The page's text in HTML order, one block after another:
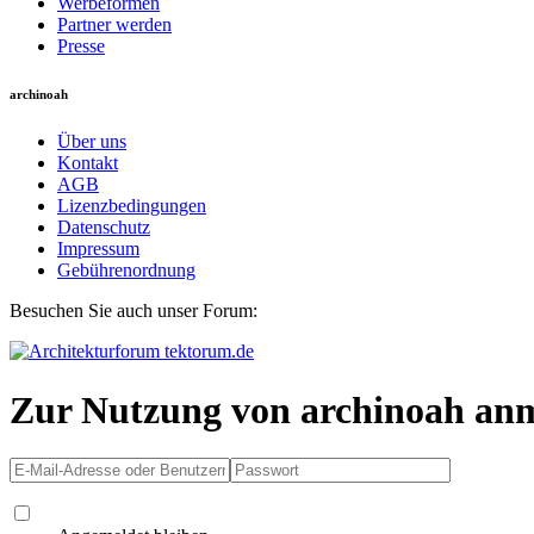
Partner werden
Presse
archinoah
Über uns
Kontakt
AGB
Lizenzbedingungen
Datenschutz
Impressum
Gebührenordnung
Besuchen Sie auch unser Forum:
Zur Nutzung von archinoah